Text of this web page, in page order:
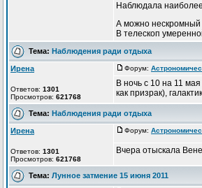
Наблюдала
А можно нескромный
В телескоп
Тема: Наблюдения ради отдыха
Ирена
Ответов: 1301
Просмотров: 621768
Форум:
В ночь с 10 на 11
как призрак),
Тема: Наблюдения ради отдыха
Ирена
Ответов: 1301
Просмотров: 621768
Форум:
Вчера отыскала
Тема: Лунное затмение 15 июня 2011